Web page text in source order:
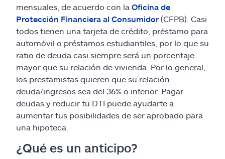
mensuales, de acuerdo con la Oficina de
Protección Financiera al Consumidor(CFPB). Casi
todos tienen una tarjeta de crédito, préstamo para
automóvil o préstamos estudiantiles, por lo que su
ratio de deuda casi siempre será un porcentaje
mayor que su relación de vivienda. Por lo general,
los prestamistas quieren que su relación
deuda/ingresos sea del 36% o inferior. Pagar
deudas y reducir tu DTI puede ayudarte a
aumentar tus posibilidades de ser aprobado para
una hipoteca.
¿Qué es un anticipo?